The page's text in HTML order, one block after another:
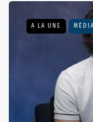
A LA UNE